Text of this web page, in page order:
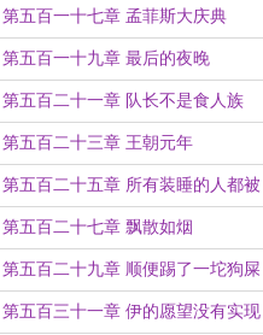
第五百一十七章 孟菲斯大庆典
第五百一十九章 最后的夜晚
第五百二十一章 队长不是食人族
第五百二十三章 王朝元年
第五百二十五章 所有装睡的人都被
叫醒了
第五百二十七章 飘散如烟
第五百二十九章 顺便踢了一坨狗屎
第五百三十一章 伊的愿望没有实现